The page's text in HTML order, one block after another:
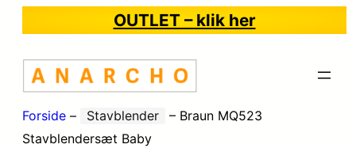
OUTLET – klik her
Forside – Stavblender – Braun MQ523
Stavblendersæt Baby